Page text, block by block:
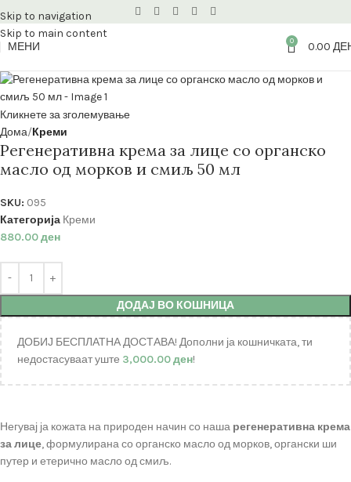
Skip to navigation
Skip to main content
МЕНИ
0 0.00
Кликнете за зголемување
Дома Креми
Регенеративна крема за лице со органско
масло од морков и смиљ 50 мл
SKU: 095
Категорија Креми
880.00ден
ДОДАЈ ВО КОШНИЦА
ДОБИЈ БЕСПЛАТНА ДОСТАВА! Дополни ја кошничката, ти
недостасуваат уште 3,000.00ден!
Негувај ја кожата на природен начин со наша регенеративна крема
за лице, формулирана со органско масло од морков, органски ши
путер и етерично масло од смиљ.